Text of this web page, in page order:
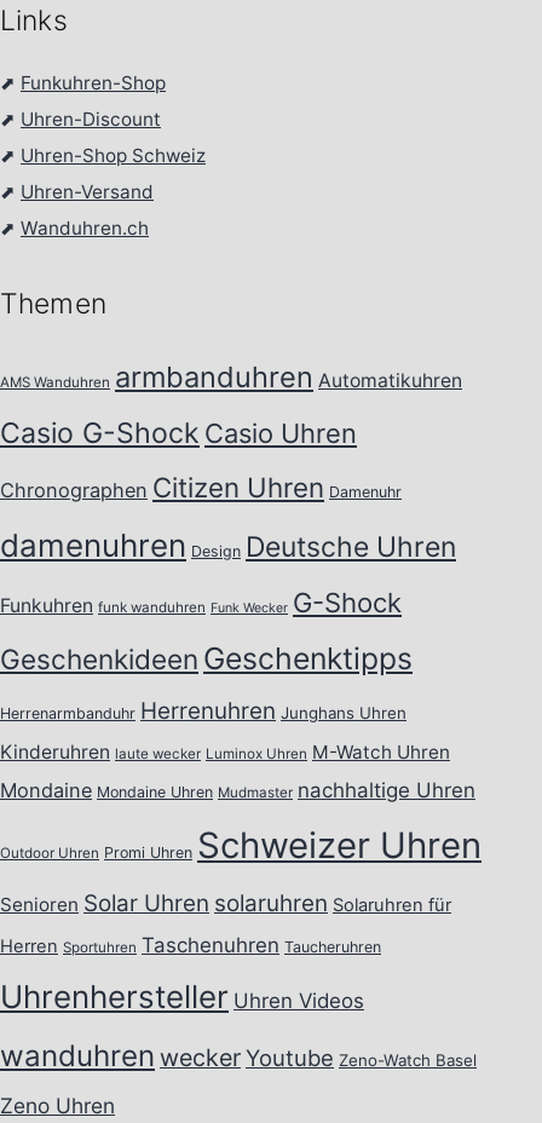
Links
⬈ Funkuhren-Shop
⬈ Uhren-Discount
⬈ Uhren-Shop Schweiz
⬈ Uhren-Versand
⬈ Wanduhren.ch
Themen
AMS Wanduhren armbanduhren Automatikuhren
Casio G-Shock Casio Uhren
Chronographen Citizen Uhren Damenuhr
damenuhren Design Deutsche Uhren
Funkuhren funk wanduhren Funk Wecker G-Shock
Geschenkideen Geschenktipps
Herrenarmbanduhr Herrenuhren Junghans Uhren
Kinderuhren laute wecker Luminox Uhren M-Watch Uhren
Mondaine Mondaine Uhren Mudmaster nachhaltige Uhren
Outdoor Uhren Promi Uhren Schweizer Uhren
Senioren Solar Uhren solaruhren Solaruhren für
Herren Sportuhren Taschenuhren Taucheruhren
Uhrenhersteller Uhren Videos
wanduhren weckerYoutube Zeno-Watch Basel
Zeno Uhren